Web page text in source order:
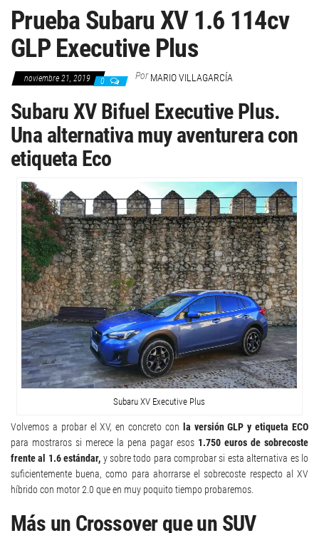
Prueba Subaru XV 1.6 114cv
GLP Executive Plus
noviembre 21, 2019 0 Por MARIO VILLAGARCÍA
Subaru XV Bifuel Executive Plus.
Una alternativa muy aventurera con
etiqueta Eco
Subaru XV Executive Plus
Volvemos a probar el XV, en concreto con
la versión GLP y etiqueta ECO
para mostraros si merece la pena pagar esos 1.750 euros de sobrecoste
frente al 1.6 estándar, y sobre todo para comprobar si esta alternativa es lo
suficientemente buena, como para ahorrarse el sobrecoste respecto al XV
híbrido con motor 2.0 que en muy poquito tiempo probaremos.
Más un Crossover que un SUV